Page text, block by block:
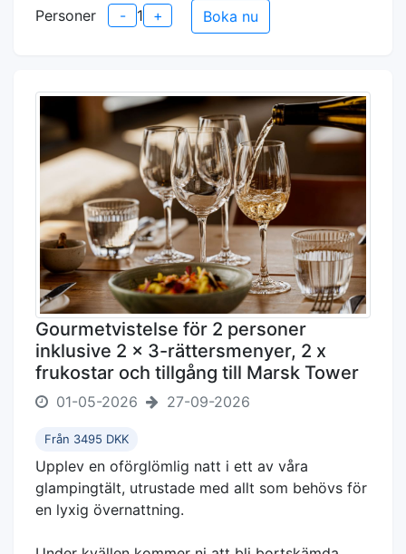
Personer - 1 + Boka nu
Gourmetvistelse för 2 personer
inklusive 2 x 3-rättersmenyer, 2 x
frukostar och tillgång till Marsk Tower
01-05-2026 27-09-2026
Från 3495 DKK
Upplev en oförglömlig natt i ett av våra
glampingtält, utrustade med allt som behövs för
en lyxig övernattning.